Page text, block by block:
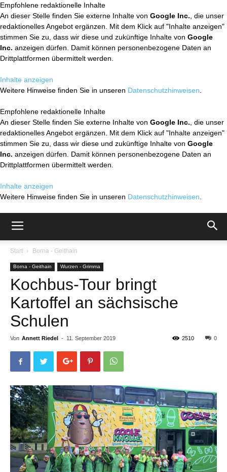
Empfohlene redaktionelle Inhalte
An dieser Stelle finden Sie externe Inhalte von Google Inc. , die unser
redaktionelles Angebot ergänzen. Mit dem Klick auf "Inhalte anzeigen"
stimmen Sie zu, dass wir diese und zukünftige Inhalte von Google
Inc. anzeigen dürfen. Damit können personenbezogene Daten an
Drittplattformen übermittelt werden.
Inhalte anzeigen
Weitere Hinweise finden Sie in unseren Datenschutzhinweisen
Empfohlene redaktionelle Inhalte
An dieser Stelle finden Sie externe Inhalte von Google Inc. , die unser
redaktionelles Angebot ergänzen. Mit dem Klick auf "Inhalte anzeigen"
stimmen Sie zu, dass wir diese und zukünftige Inhalte von Google
Inc. anzeigen dürfen. Damit können personenbezogene Daten an
Drittplattformen übermittelt werden.
Inhalte anzeigen
Weitere Hinweise finden Sie in unseren Datenschutzhinweisen
Start Borna - Geithain
Borna - Geithain Wurzen - Grimma
Kochbus-Tour bringt
Kartoffel an sächsische
Schulen
Von Annett Riedel - 11. September 2019 0
2510